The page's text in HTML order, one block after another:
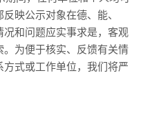
映公示对象在德、能、
和问题应实事求是，客观
为便于核实、反馈有关情
式或工作单位，我们将严